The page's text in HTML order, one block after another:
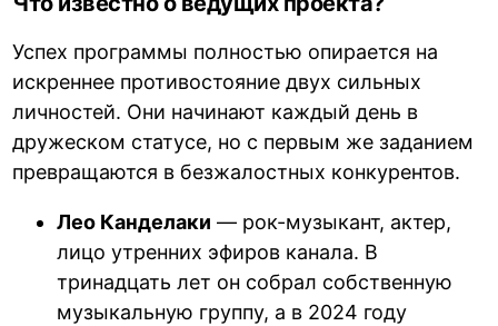
Успех программы полностью опирается на
искреннее противостояние двух сильных
личностей. Они начинают каждый день в
дружеском статусе, но с первым же заданием
превращаются в безжалостных конкурентов.
Лео Канделаки — рок-музыкант, актер,
лицо утренних эфиров канала. В
тринадцать лет он собрал собственную
музыкальную группу, а в 2024 году